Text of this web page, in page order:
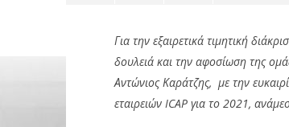
Για την εξαιρετικά τιμητική
δουλειά και την αφοσίωση της
Αντώνιος Καράτζης, με την
εταιρειών ICAP για το 2021,